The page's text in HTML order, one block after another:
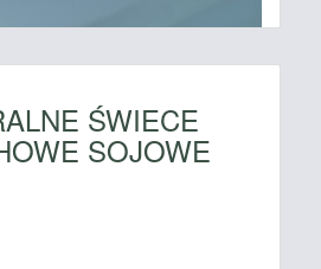
ŚWIECE
SOJOWE